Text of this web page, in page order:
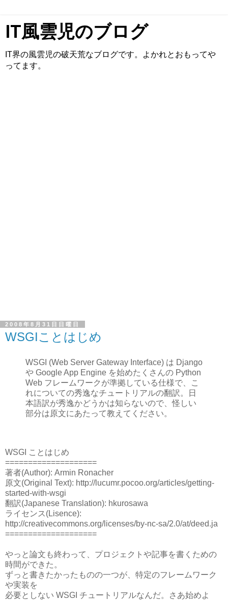
IT風雲児のブログ
IT界の風雲児の破天荒なブログです。よかれとおもってや
ってます。
2008年8月31日日曜日
WSGIことはじめ
WSGI (Web Server Gateway Interface) は Django
や Google App Engine を始めたくさんの Python
Web フレームワークが準拠している仕様で、こ
れについての秀逸なチュートリアルの翻訳。日
本語訳が秀逸かどうかは知らないので、怪しい
部分は原文にあたって教えてください。
WSGI ことはじめ
====================
著者(Author): Armin Ronacher
原文(Original Text): http://lucumr.pocoo.org/articles/getting-
started-with-wsgi
翻訳(Japanese Translation): hkurosawa
ライセンス(Lisence):
http://creativecommons.org/licenses/by-nc-sa/2.0/at/deed.ja
====================
やっと論文も終わって、プロジェクトや記事を書くための
時間ができた。
ずっと書きたかったものの一つが、特定のフレームワーク
や実装を
必要としない WSGI チュートリアルなんだ。さあ始めよ